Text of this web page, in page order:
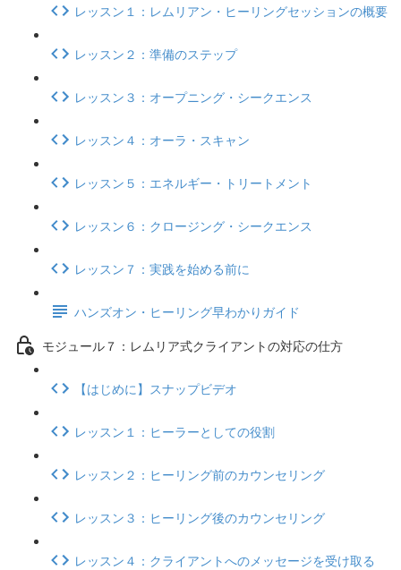
レッスン１：レムリアン・ヒーリングセッションの概要
レッスン２：準備のステップ
レッスン３：オープニング・シークエンス
レッスン４：オーラ・スキャン
レッスン５：エネルギー・トリートメント
レッスン６：クロージング・シークエンス
レッスン７：実践を始める前に
ハンズオン・ヒーリング早わかりガイド
モジュール７：レムリア式クライアントの対応の仕方
【はじめに】スナップビデオ
レッスン１：ヒーラーとしての役割
レッスン２：ヒーリング前のカウンセリング
レッスン３：ヒーリング後のカウンセリング
レッスン４：クライアントへのメッセージを受け取る